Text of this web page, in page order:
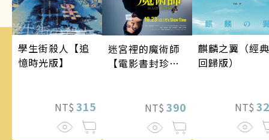
學生街殺人【追
憶時光版】
NT$ 315
迷宮裡的魔術師
【電影書封珍藏
NT$ 390
麒麟之翼（經典
回歸版）
NT$